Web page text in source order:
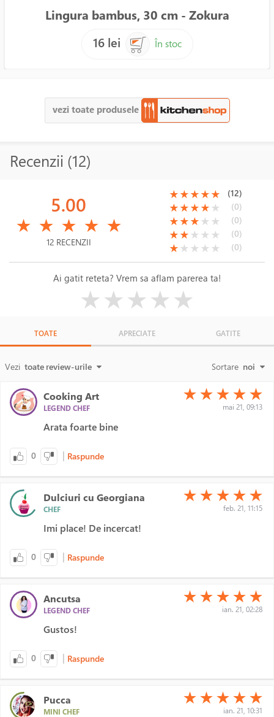
Lingura bambus, 30 cm - Zokura
16 lei
În stoc
vezi toate produsele
Recenzii (12)
5.00
★ ★ ★ ★ ★
12 RECENZII
(*)
★(*)
★(*)
★(*)
★(*)
★ (12)
(*)
★(*)
★(*)
★(*)
★( )
★ (0)
(*)
★(*)
★(*)
★( )
★ ( )
★ (0)
(*)
★(*)
★( )
★ ( )
★ ( )
★ (0)
(*)
★( )
★ ( )
★ ( )
★ ( )
★ (0)
Ai gatit reteta? Vrem sa aflam parerea ta!
★★★★★
TOATE APRECIATE GATITE
Vezi toate review-urile Sortare noi
Cooking Art
LEGEND CHEF
(*)
★ (*)
★ (*)
★ (*)
★ (*)
★
mai 21, 09:13
Arata foarte bine
0 | Raspunde
Dulciuri cu Georgiana
CHEF
(*)
★ (*)
★ (*)
★ (*)
★ (*)
★
feb. 21, 11:15
Imi place! De incercat!
0 | Raspunde
Ancutsa
LEGEND CHEF
(*)
★ (*)
★ (*)
★ (*)
★ (*)
★
ian. 21, 02:28
Gustos!
0 | Raspunde
Pucca
MINI CHEF
(*)
★ (*)
★ (*)
★ (*)
★ (*)
★
ian. 21, 10:31